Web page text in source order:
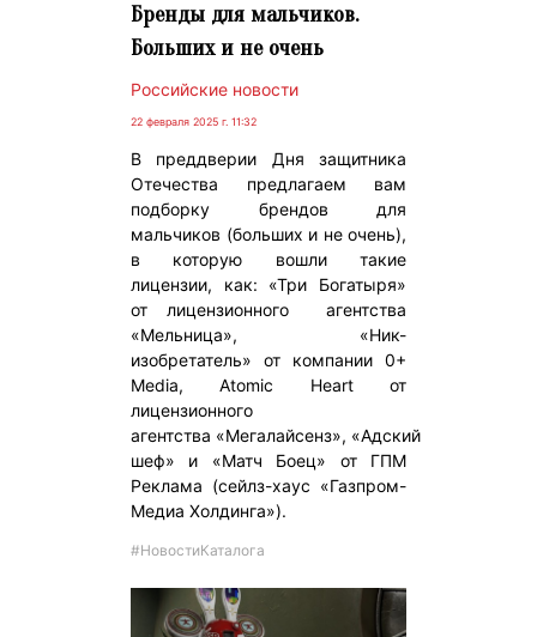
Бренды для мальчиков.
Больших и не очень
Российские новости
22 февраля 2025 г. 11:32
В преддверии Дня защитника
Отечества предлагаем вам
подборку брендов для
мальчиков (больших и не очень),
в которую вошли такие
лицензии, как: «Три Богатыря»
от лицензионного агентства
«Мельница», «Ник-
изобретатель» от компании 0+
Media, Atomic Heart от
лицензионного
агентства «Мегалайсенз», «Адский
шеф» и «Матч Боец» от ГПМ
Реклама (сейлз-хаус «Газпром-
Медиа Холдинга»).
#НовостиКаталога